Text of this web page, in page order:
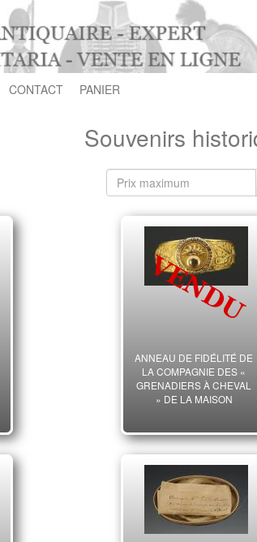
CONTACT PANIER
Souvenirs
ANNEAU DE FIDÉLITÉ DE
LA COMPAGNIE DES «
GRENADIERS À CHEVAL
» DE LA MAISON
GALABERT,
RESTAURATION.